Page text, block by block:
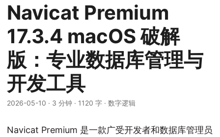
Navicat Premium
17.3.4 macOS 破解
版：专业数据库管理与
开发工具
2026-05-10 · 3 分钟 · 1120 字 · 数字逻辑
Navicat Premium 是一款广受开发者和数据库管理员